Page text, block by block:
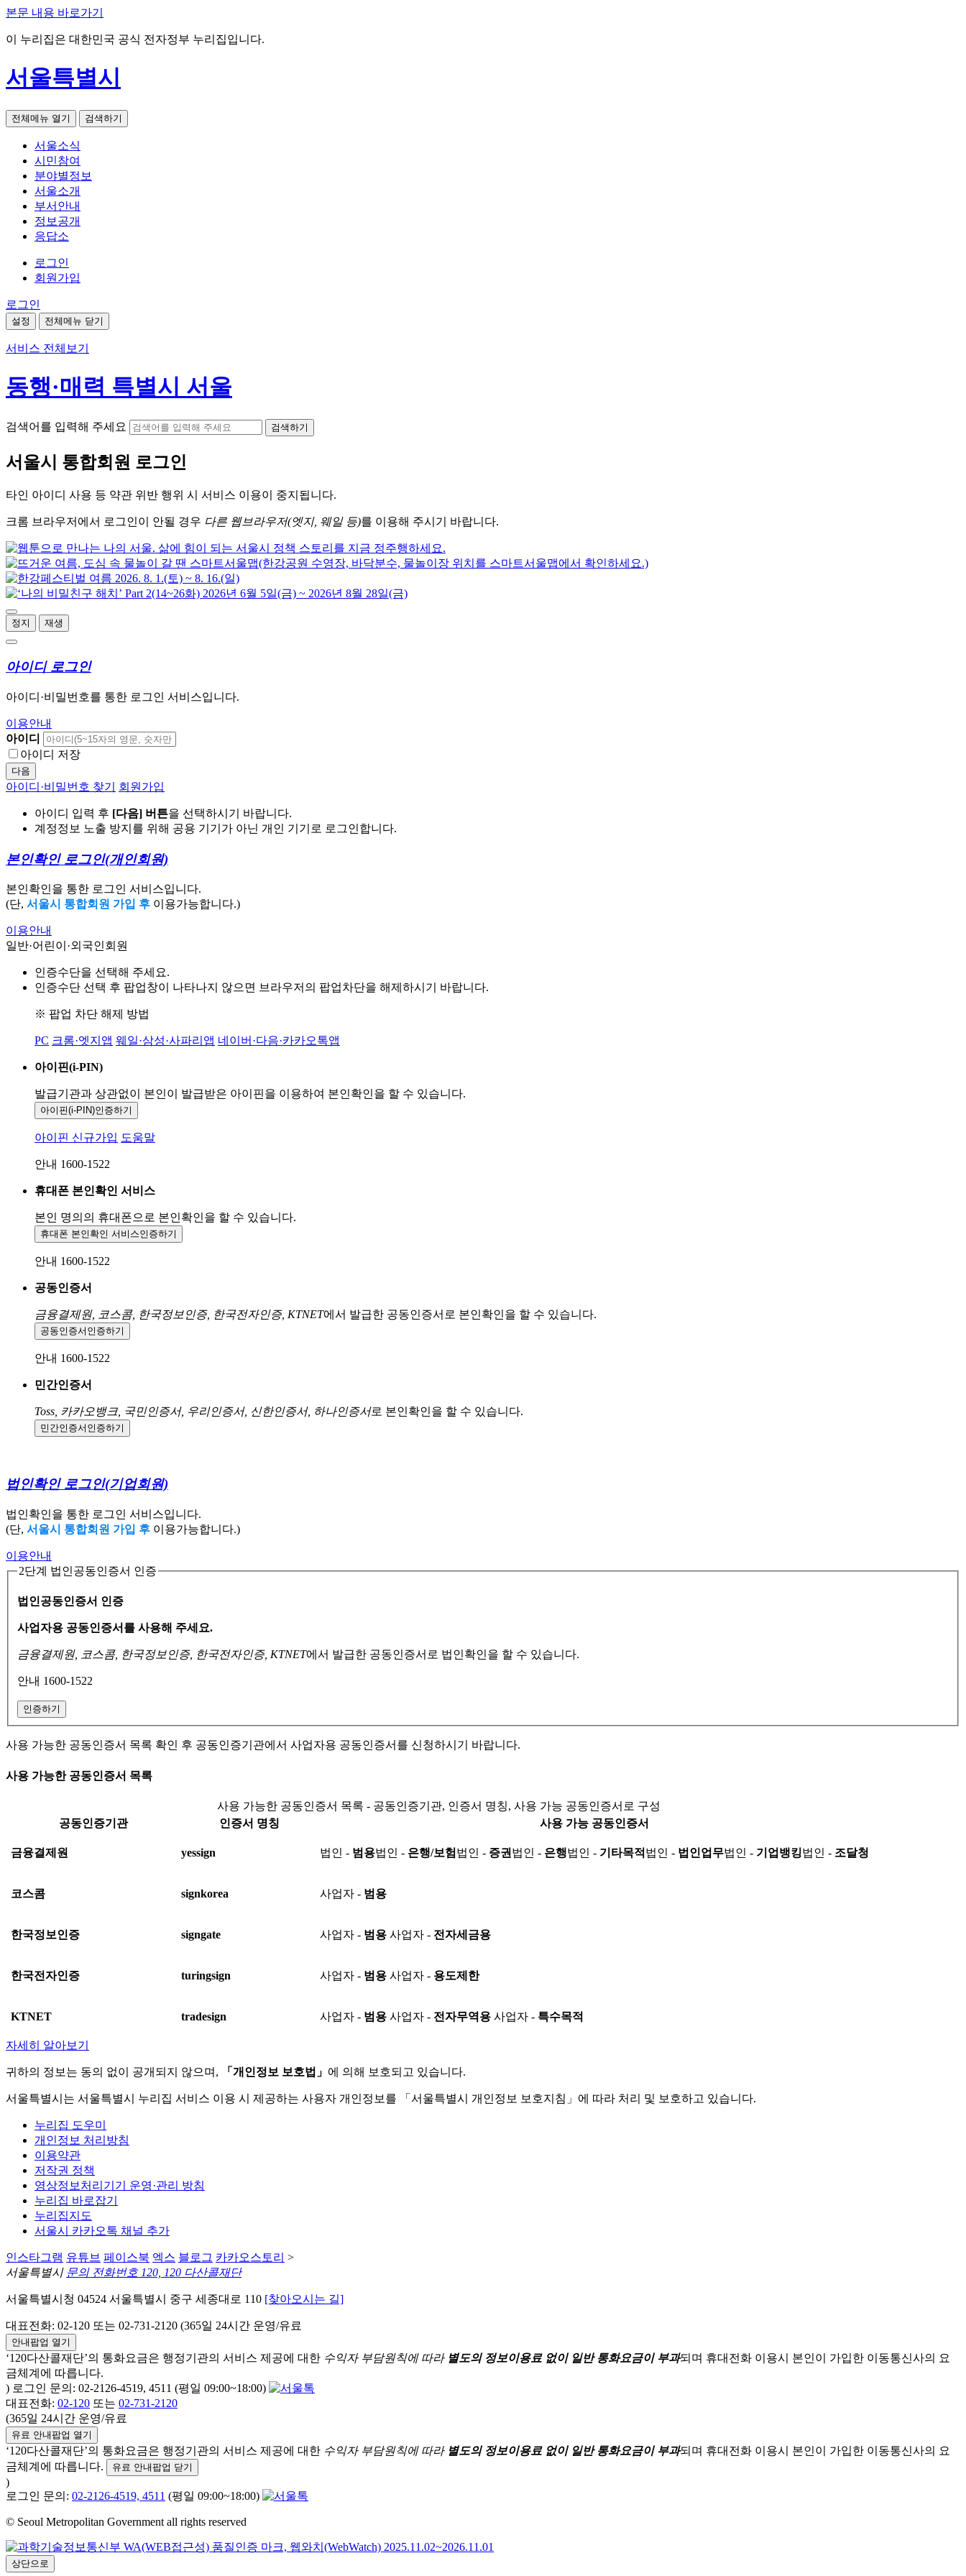
본문 내용 바로가기
이 누리집은 대한민국 공식 전자정부 누리집입니다.
서울특별시
전체메뉴 열기 검색하기
서울소식
시민참여
분야별정보
서울소개
부서안내
정보공개
응답소
로그인
회원가입
로그인
설정 전체메뉴 닫기
서비스 전체보기
동행·매력 특별시 서울
검색어를 입력해 주세요 검색하기
서울시 통합회원 로그인
타인 아이디 사용 등 약관 위반 행위 시 서비스 이용이 중지됩니다.
크롬 브라우저에서 로그인이 안될 경우 다른 웹브라우저(엣지, 웨일 등)를 이용해 주시기 바랍니다.
정지 재생
아이디 로그인
아이디·비밀번호를 통한 로그인 서비스입니다.
이용안내
아이디
아이디 저장
다음
아이디·비밀번호 찾기 회원가입
아이디 입력 후 [다음] 버튼을 선택하시기 바랍니다.
계정정보 노출 방지를 위해 공용 기기가 아닌 개인 기기로 로그인합니다.
본인확인 로그인(개인회원)
본인확인을 통한 로그인 서비스입니다.
(단, 서울시 통합회원 가입 후 이용가능합니다.)
이용안내
일반·어린이·외국인회원
인증수단을 선택해 주세요.
인증수단 선택 후 팝업창이 나타나지 않으면 브라우저의 팝업차단을 해제하시기 바랍니다.
※ 팝업 차단 해제 방법
PC 크롬·엣지앱 웨일·삼성·사파리앱 네이버·다음·카카오톡앱
아이핀(i-PIN)
발급기관과 상관없이 본인이 발급받은 아이핀을 이용하여 본인확인을 할 수 있습니다.
아이핀(i-PIN)인증하기
아이핀 신규가입 도움말
안내 1600-1522
휴대폰 본인확인 서비스
본인 명의의 휴대폰으로 본인확인을 할 수 있습니다.
휴대폰 본인확인 서비스인증하기
안내 1600-1522
공동인증서
금융결제원, 코스콤, 한국정보인증, 한국전자인증, KTNET에서 발급한 공동인증서로 본인확인을 할 수 있습니다.
공동인증서 인증하기
안내 1600-1522
민간인증서
Toss, 카카오뱅크, 국민인증서, 우리인증서, 신한인증서, 하나인증서로 본인확인을 할 수 있습니다.
민간인증서 인증하기
법인확인 로그인(기업회원)
법인확인을 통한 로그인 서비스입니다.
(단, 서울시 통합회원 가입 후 이용가능합니다.)
이용안내
2단계 법인공동인증서 인증
법인공동인증서 인증
사업자용 공동인증서를 사용해 주세요.
금융결제원, 코스콤, 한국정보인증, 한국전자인증, KTNET에서 발급한 공동인증서로 법인확인을 할 수 있습니다.
안내 1600-1522
인증하기
사용 가능한 공동인증서 목록 확인 후 공동인증기관에서 사업자용 공동인증서를 신청하시기 바랍니다.
사용 가능한 공동인증서 목록
사용 가능한 공동인증서 목록 - 공동인증기관, 인증서 명칭, 사용 가능 공동인증서로 구성
공동인증기관
인증서 명칭 사용 가능 공동인증서
금융결제원 yessign 법인 - 범용법인 - 은행/보험 법인 - 증권 법인 - 은행법인 - 기타목적 법인 - 법인업무법인 - 기업뱅킹법인 - 조달청
코스콤 signkorea 사업자 - 범용
한국정보인증 signgate 사업자 - 범용 사업자 - 전자세금용
한국전자인증 turingsign 사업자 - 범용 사업자 - 용도제한
KTNET tradesign 사업자 - 범용 사업자 - 전자무역용 사업자 - 특수목적
자세히 알아보기
귀하의 정보는 동의 없이 공개되지 않으며, 「개인정보 보호법」 에 의해 보호되고 있습니다.
서울특별시는 서울특별시 누리집 서비스 이용 시 제공하는 사용자 개인정보를 「서울특별시 개인정보 보호지침」에 따라 처리 및 보호하고 있습니다.
누리집 도우미
개인정보 처리방침
이용약관
저작권 정책
영상정보처리기기 운영·관리 방침
누리집 바로잡기
누리집지도
서울시 카카오톡 채널 추가
인스타그램 유튜브 페이스북 엑스 블로그 카카오스토리 >
서울특별시 문의 전화번호 120, 120 다산콜재단
서울특별시청 04524 서울특별시 중구 세종대로 110 [찾아오시는 길]
대표전화: 02-120 또는 02-731-2120 (365일 24시간 운영/유료
안내팝업 열기
‘120다산콜재단’의 통화요금은 행정기관의 서비스 제공에 대한 수익자 부담원칙에 따라 별도의 정보이용료 없이 일반 통화요금이 부과되며 휴대전화 이용시 본인이 가입한 이동통신사의 요
금체계에 따릅니다.
) 로그인 문의: 02-2126-4519, 4511 (평일 09:00~18:00)
대표전화: 02-120 또는 02-731-2120
(365일 24시간 운영/유료
유료 안내팝업 열기
‘120다산콜재단’의 통화요금은 행정기관의 서비스 제공에 대한 수익자 부담원칙에 따라 별도의 정보이용료 없이 일반 통화요금이 부과되며 휴대전화 이용시 본인이 가입한 이동통신사의 요
금체계에 따릅니다.
유료 안내팝업 닫기
)
로그인 문의: 02-2126-4519, 4511 (평일 09:00~18:00)
© Seoul Metropolitan Government all rights reserved
상단으로